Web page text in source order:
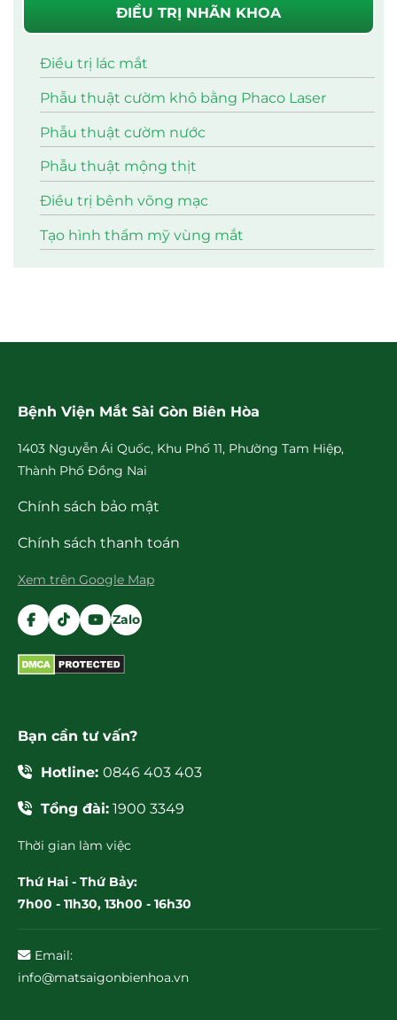
ĐIỀU TRỊ NHÃN KHOA
Điều trị lác mắt
Phẫu thuật cườm khô bằng Phaco Laser
Phẫu thuật cườm nước
Phẫu thuật mộng thịt
Điều trị bênh võng mạc
Tạo hình thẩm mỹ vùng mắt
Bệnh Viện Mắt Sài Gòn Biên Hòa
1403 Nguyễn Ái Quốc, Khu Phố 11, Phường Tam Hiệp,
Thành Phố Đồng Nai
Chính sách bảo mật
Chính sách thanh toán
Xem trên Google Map
Zalo
Bạn cần tư vấn?
Hotline: 0846 403 403
Tổng đài: 1900 3349
Thời gian làm việc
Thứ Hai - Thứ Bảy:
7h00 - 11h30, 13h00 - 16h30
Email:
info@matsaigonbienhoa.vn